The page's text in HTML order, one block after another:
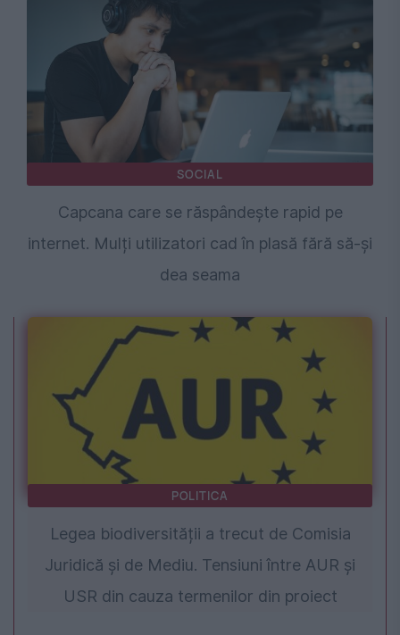
SOCIAL
Capcana care se răspândește rapid pe
internet. Mulți utilizatori cad în plasă fără să-și
dea seama
POLITICA
Legea biodiversității a trecut de Comisia
Juridică și de Mediu. Tensiuni între AUR și
USR din cauza termenilor din proiect